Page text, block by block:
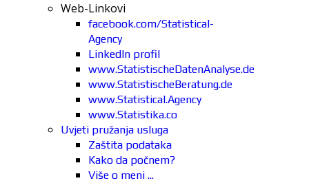
Web-Linkovi
facebook.com/Statistical-
Agency
LinkedIn profil
www.StatistischeDatenAnalyse.de
www.StatistischeBeratung.de
www.Statistical.Agency
www.Statistika.co
Uvjeti pružanja usluga
Zaštita podataka
Kako da počnem?
Više o meni ...